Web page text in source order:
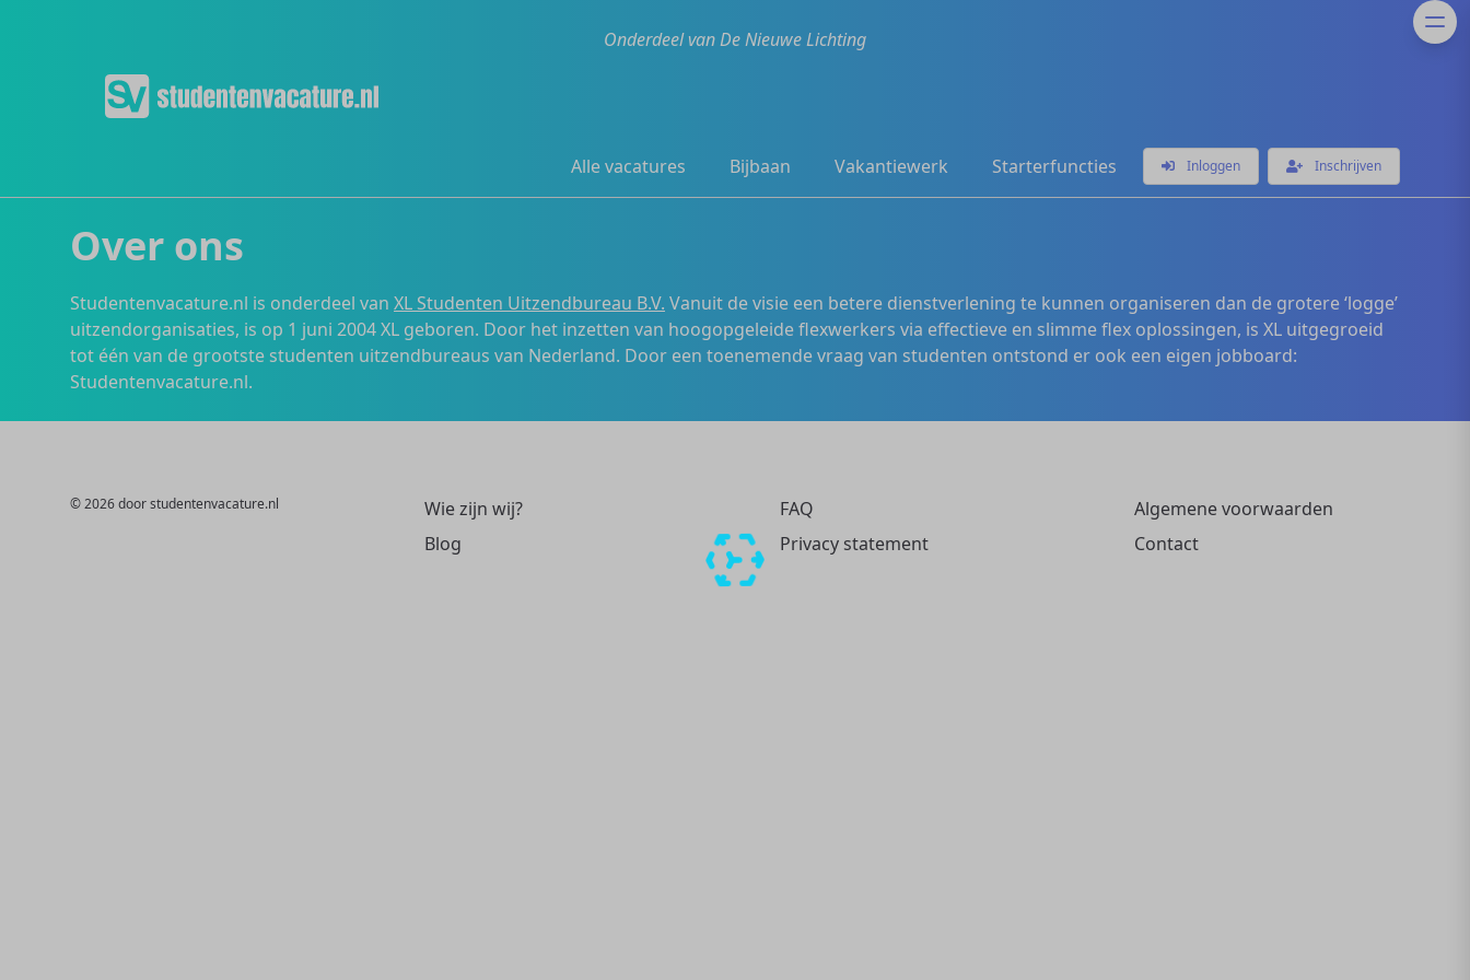
Onderdeel van De Nieuwe Lichting
Alle vacatures Bijbaan Vakantiewerk Starterfuncties Inloggen Inschrijven
Over ons
Studentenvacature.nl is onderdeel van XL Studenten Uitzendbureau B.V. Vanuit de visie een betere dienstverlening te kunnen organiseren dan de grotere ‘logge’
uitzendorganisaties, is op 1 juni 2004 XL geboren. Door het inzetten van hoogopgeleide flexwerkers via effectieve en slimme flex oplossingen, is XL uitgegroeid
tot één van de grootste studenten uitzendbureaus van Nederland. Door een toenemende vraag van studenten ontstond er ook een eigen jobboard:
Studentenvacature.nl.
© 2026 door studentenvacature.nl
Wie zijn wij?
Blog
FAQ
Privacy statement
Algemene voorwaarden
Contact